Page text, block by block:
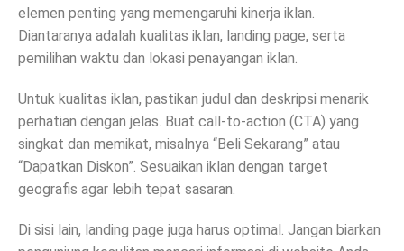
elemen penting yang memengaruhi kinerja iklan.
Diantaranya adalah kualitas iklan, landing page, serta
pemilihan waktu dan lokasi penayangan iklan.
Untuk kualitas iklan, pastikan judul dan deskripsi menarik
perhatian dengan jelas. Buat call-to-action (CTA) yang
singkat dan memikat, misalnya “Beli Sekarang” atau
“Dapatkan Diskon”. Sesuaikan iklan dengan target
geografis agar lebih tepat sasaran.
Di sisi lain, landing page juga harus optimal. Jangan biarkan